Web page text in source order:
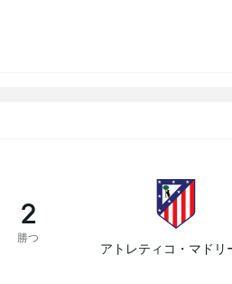
2
勝つ
アトレティコ・マドリ